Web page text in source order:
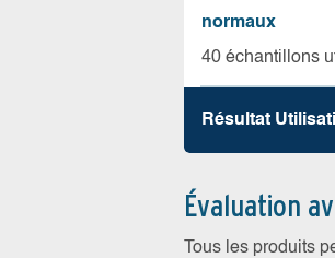
normaux
40 échantillons
Résultat
Évaluation
Tous les produits